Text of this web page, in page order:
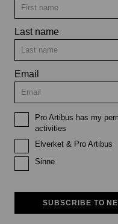
Last name
Email
Pro Artibus has my
activities
Elverket & Pro Artibus
Sinne
SUBSCRIBE TO